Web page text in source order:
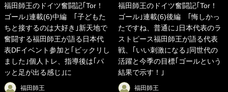
福田師王のドイツ奮闘記｢Tor！
ゴール｣連載(6)中編 ｢子どもた
ちと接するのは大好き｣新天地で
奮闘する福田師王が語る日本代
表DFイベント参加と｢ビックリし
ました｣個人トレ、指導後は｢パ
ッと足が出る感じ｣に
福田師王
福田師王のドイツ奮闘記｢Tor！
ゴール｣連載(6)後編 ｢悔しかっ
たですね、普通に｣日本代表のラ
ストピース福田師王が語る代表
戦、｢いい刺激になる｣同世代の
活躍と今季の目標｢ゴールという
結果で示す！｣
福田師王